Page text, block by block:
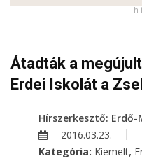
h
Átadták a
Erdei Iskolát a
Hírszerkesztő: Erdő-
2016.03.23.
Kategória: Kiemelt,